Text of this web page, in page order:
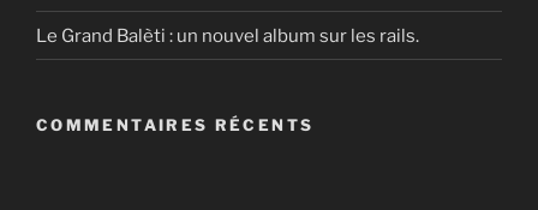
Le Grand Balèti : un nouvel album sur les rails.
COMMENTAIRES RÉCENTS